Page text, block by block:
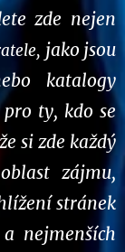
zde nejen
jako jsou
katalogy
ty, kdo se
si zde každý
zájmu,
stránek
nejmenších